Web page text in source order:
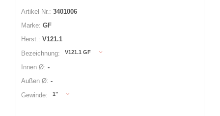
Artikel Nr.: 3401006
Marke: GF
Herst.: V121.1
Bezeichnung:
V121.1 GF
Innen Ø: -
Außen Ø: -
Gewinde:
1"